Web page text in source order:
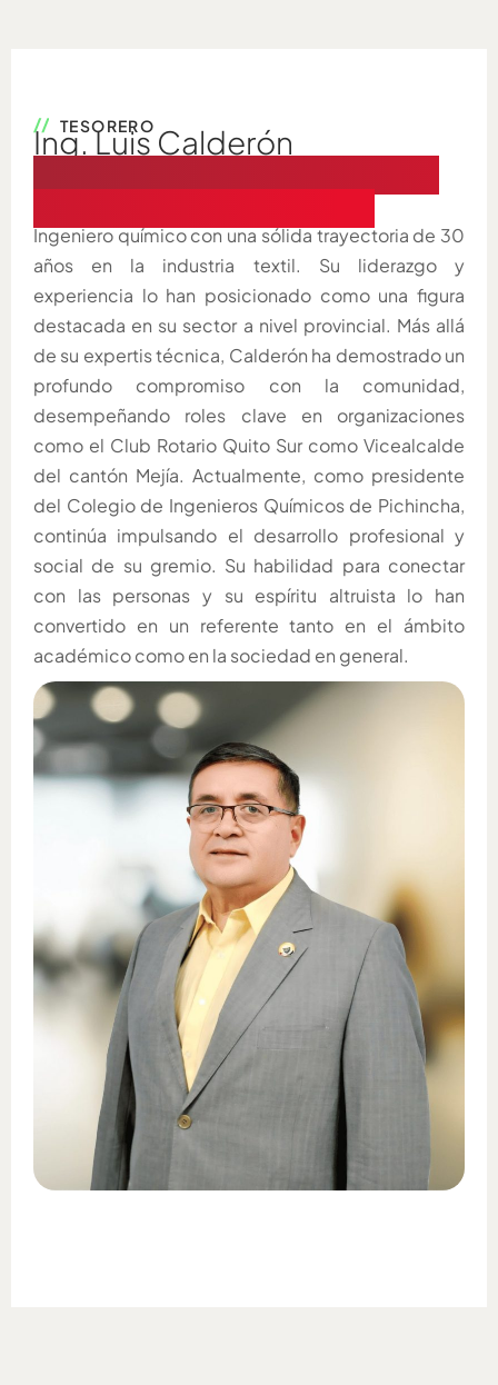
TESORERO
Ing. Luis Calderón
Ingeniero químico con una sólida trayectoria de 30
años en la industria textil. Su liderazgo y
experiencia lo han posicionado como una figura
destacada en su sector a nivel provincial. Más allá
de su expertis técnica, Calderón ha demostrado un
profundo compromiso con la comunidad,
desempeñando roles clave en organizaciones
como el Club Rotario Quito Sur como Vicealcalde
del cantón Mejía. Actualmente, como presidente
del Colegio de Ingenieros Químicos de Pichincha,
continúa impulsando el desarrollo profesional y
social de su gremio. Su habilidad para conectar
con las personas y su espíritu altruista lo han
convertido en un referente tanto en el ámbito
académico como en la sociedad en general.